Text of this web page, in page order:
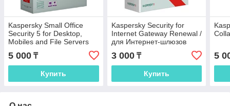
Kaspersky Small Office
Security 5 for Desktop,
Mobiles and File Servers
Renewal
5 000 ₸
Купить
Kaspersky Security for
Internet Gateway Renewal /
для Интернет-шлюзов
продление
3 000₸
Купить
5